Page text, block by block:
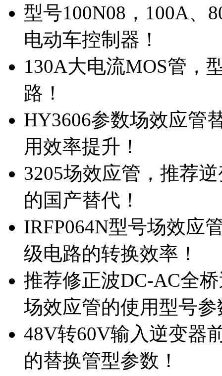
型号100N08，100A、
电动车控制器！
130A大电流MOS管，
路！
HY3606参数场效应管
用效率提升！
3205场效应管，推荐
的国产替代！
IRFP064N型号场效应
级电路的转换效率！
推荐修正波DC-AC全
场效应管的使用型号参
48V转60V输入逆变器
的替换管型参数！